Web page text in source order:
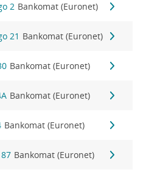
2 Bankomat (Euronet)
21 Bankomat (Euronet)
Bankomat (Euronet)
Bankomat (Euronet)
Bankomat (Euronet)
Bankomat (Euronet)